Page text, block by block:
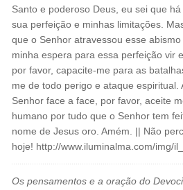
Santo e poderoso Deus, eu sei que
sua perfeição e minhas limitações.
que o Senhor atravessou esse
minha espera para essa perfeição vir
por favor, capacite-me para as
me de todo perigo e ataque espiritual.
Senhor face a face, por favor, aceite
humano por tudo que o Senhor tem
nome de Jesus oro. Amém. || Não
hoje! http://www.iluminalma.com/img/
Os pensamentos e a oração do